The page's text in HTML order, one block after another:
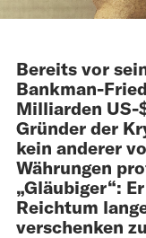
Bereits vor
Bankman-
Milliarden US-
Gründer der
kein anderer
Währungen
„Gläubiger“:
Reichtum
verschenken